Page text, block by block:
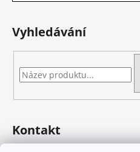
Vyhledávání
Kontakt